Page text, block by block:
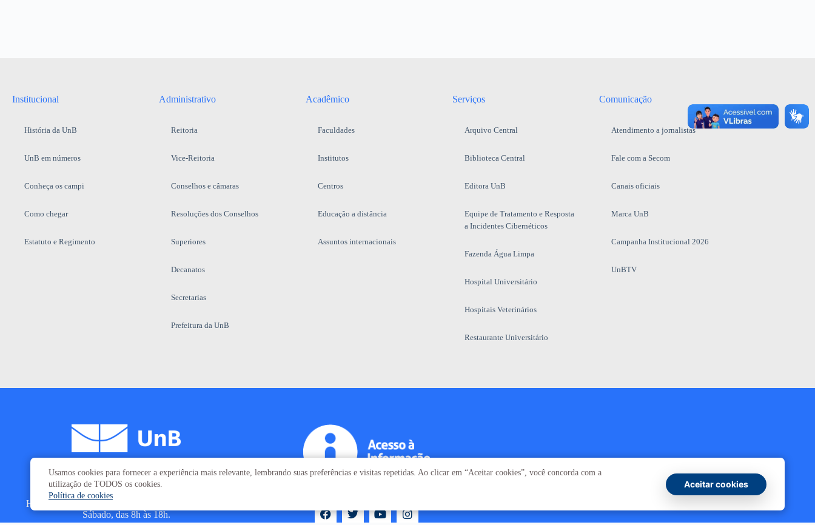
Institucional
História da UnB
UnB em números
Conheça os campi
Como chegar
Estatuto e Regimento
Administrativo
Reitoria
Vice-Reitoria
Conselhos e câmaras
Resoluções dos Conselhos
Superiores
Decanatos
Secretarias
Prefeitura da UnB
Acadêmico
Faculdades
Institutos
Centros
Educação a distância
Assuntos internacionais
Serviços
Arquivo Central
Biblioteca Central
Editora UnB
Equipe de Tratamento e Resposta
a Incidentes Cibernéticos
Fazenda Água Limpa
Hospital Universitário
Hospitais Veterinários
Restaurante Universitário
Comunicação
Atendimento a jornalistas
Fale com a Secom
Canais oficiais
Marca UnB
Campanha Institucional 2026
UnBTV
CampusUniversitário Darcy Ribeiro
Brasília-DF | CEP 70910-900
Horário de funcionamento: de 2ª a 6ª, das 7h às 23h.
Sábado, das 8h às 18h.
Transparência e Prestação de Contas
Usamos cookies para fornecer a experiência mais relevante, lembrando suas preferências e visitas repetidas. Ao clicar em “Aceitar cookies”, você concorda com a
utilização de TODOS os cookies.
Política de cookies
Aceitar cookies